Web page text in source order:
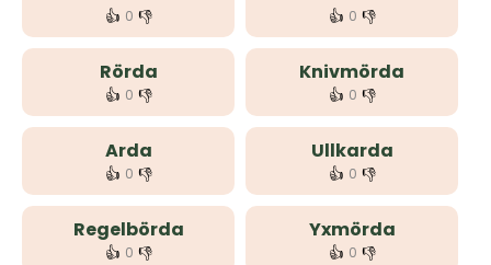
👍 0 👎 👍 0 👎
Rörda
👍 0 👎
Knivmörda
👍 0 👎
Arda
👍 0 👎
Ullkarda
👍 0 👎
Regelbörda
👍 0 👎
Yxmörda
👍 0 👎